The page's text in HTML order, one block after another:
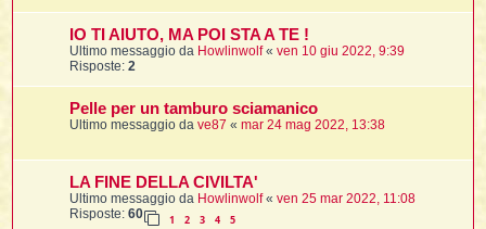
IO TI AIUTO, MA POI STA A TE !
Ultimo messaggio da Howlinwolf«ven 10 giu 2022, 9:39
Risposte:2
Pelle per un tamburo sciamanico
Ultimo messaggio dave87 «mar 24 mag 2022, 13:38
LA FINE DELLA CIVILTA'
Ultimo messaggio da Howlinwolf«ven 25 mar 2022, 11:08
Risposte:60 1 2 3 4 5